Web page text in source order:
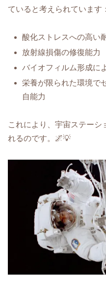
ていると考えられています：
酸化ストレスへの高い
放射線損傷の修復能力
バイオフィルム形成に
栄養が限られた環境で
自能力
これにより、宇宙ステー
れるのです。🌌💡